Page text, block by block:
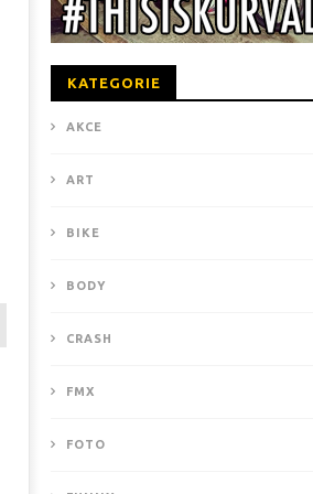
KATEGORIE
AKCE
ART
BIKE
BODY
CRASH
FMX
FOTO